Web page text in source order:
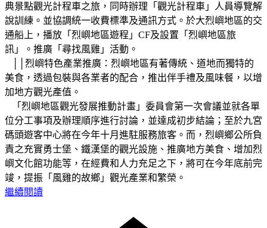
典景點觀光計程車之旅，同時辦理「觀光計程車」人員導覽解
說訓練。並協調統一收費標準及通訊方式。於大烈嶼地區的交
通船上，播放「烈嶼地區遊程」CF及設置「烈嶼地區旅
訊」。推廣「尋找風雞」活動。
││烈嶼特色產業推廣：烈嶼地區有著傳統、道地而獨特的
美食，透過包裝與各業者的配合，推出伴手禮及風味餐，以增
加地方觀光產值。
「烈嶼地區觀光發展推動計畫」委員會第一次會議並就各單
位分工事項及辦理順序進行討論，並達成初步結論；至於九宮
碼頭遊客中心將在今年十月進駐服務旅客。而，烈嶼鄉公所負
責之充實勇士堡、鐵漢堡的觀光設施、推廣地方美食、增加烈
嶼文化館功能等，在經費和人力充足之下，將可在今年底前完
竣，提振「風雞的故鄉」觀光產業和繁榮。
繼續閱讀